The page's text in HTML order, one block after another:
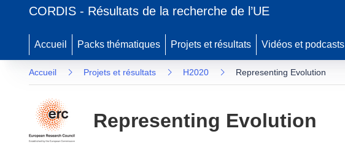
CORDIS - Résultats de la recherche de l’UE
Accueil Packs thématiques Projets et résultats Vidéos et podcasts
Accueil Projets et résultats H2020 Representing Evolution
Representing Evolution